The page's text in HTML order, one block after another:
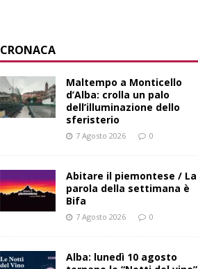
CRONACA
Maltempo a Monticello
d’Alba: crolla un palo
dell’illuminazione dello
sferisterio
7 Agosto 2026 0
Abitare il piemontese / La
parola della settimana è
Bifa
7 Agosto 2026 0
Alba: lunedì 10 agosto